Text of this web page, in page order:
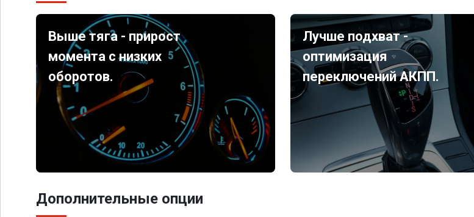
Выше тяга - прирост
момента с низких
оборотов.
Лучше подхват -
оптимизация
переключений АКПП.
Дополнительные опции